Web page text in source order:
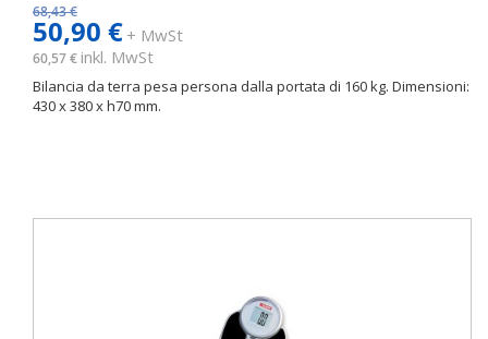
68,43 €
50,90 €+ MwSt
60,57 € inkl. MwSt
Bilancia da terra pesa persona dalla portata di 160 kg. Dimensioni:
430 x 380 x h70 mm.